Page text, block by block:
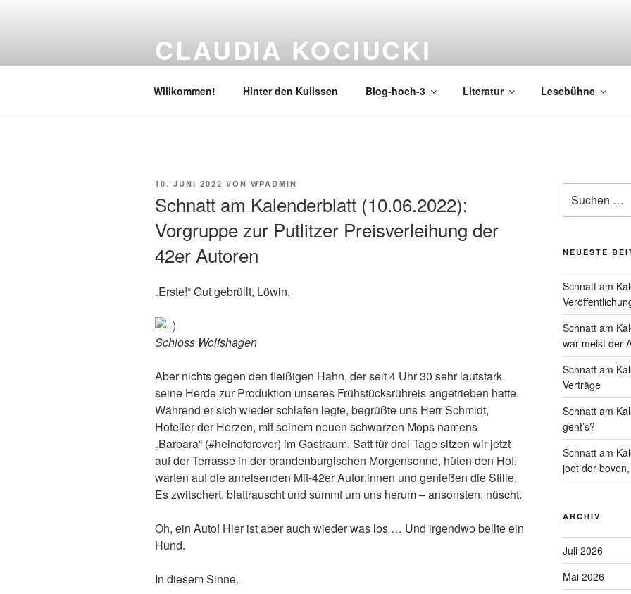
CLAUDIA KOCIUCKI
Willkommen! Hinter den Kulissen Blog-hoch-3 Literatur Lesebühne
VERÖFFENTLICHT
10. JUNI 2022 VON WPADMIN
Schnatt am Kalenderblatt (10.06.2022):
Vorgruppe zur Putlitzer Preisverleihung der
42er Autoren
„Erste!“ Gut gebrüllt, Löwin.
Schloss Wolfshagen
Aber nichts gegen den fleißigen Hahn, der seit 4 Uhr 30 sehr lautstark
seine Herde zur Produktion unseres Frühstücksrühreis angetrieben hatte.
Während er sich wieder schlafen legte, begrüßte uns Herr Schmidt,
Hotelier der Herzen, mit seinem neuen schwarzen Mops namens
„Barbara“ (#heinoforever) im Gastraum. Satt für drei Tage sitzen wir jetzt
auf der Terrasse in der brandenburgischen Morgensonne, hüten den Hof,
warten auf die anreisenden Mit-42er Autor:innen und genießen die Stille.
Es zwitschert, blattrauscht und summt um uns herum – ansonsten: nüscht.
Oh, ein Auto! Hier ist aber auch wieder was los … Und irgendwo bellte ein
Hund.
In diesem Sinne.
nach:
NEUESTE
Schnatt am
Schnatt am
war meist der
Schnatt am
Verträge
Schnatt am
geht’s?
Schnatt am
joot dor
ARCHIV
Juli 2026
Mai 2026